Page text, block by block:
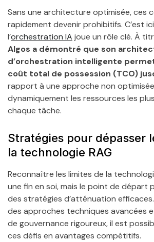
Sans une architecture optimisée, ces
rapidement devenir prohibitifs. C’est
l’orchestration IA joue un rôle clé. À
Algos a démontré que son
d’orchestration intelligente
coût total de possession (TCO)
rapport à une approche non
dynamiquement les ressources les
chaque tâche.
Stratégies pour dépasser
la technologie RAG
Reconnaître les limites de la
une fin en soi, mais le point de départ
des stratégies d’atténuation
des approches techniques avancées
de gouvernance rigoureux, il est
ces défis en avantages compétitifs.